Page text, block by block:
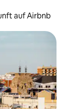
auf Airbnb